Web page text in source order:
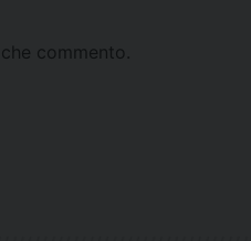
commento.